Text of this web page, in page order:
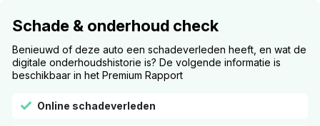
Schade & onderhoud check
Benieuwd of deze auto een schadeverleden heeft, en wat de
digitale onderhoudshistorie is? De volgende informatie is
beschikbaar in het Premium Rapport
Online schadeverleden